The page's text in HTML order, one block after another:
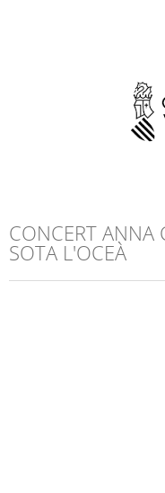
CONCERT ANNA
SOTA L'OCEÀ